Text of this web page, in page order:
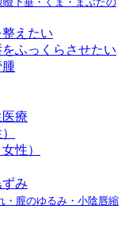
えたい
ふっくらさせたい
腫
療
性）
み
・膣のゆるみ・小陰唇縮